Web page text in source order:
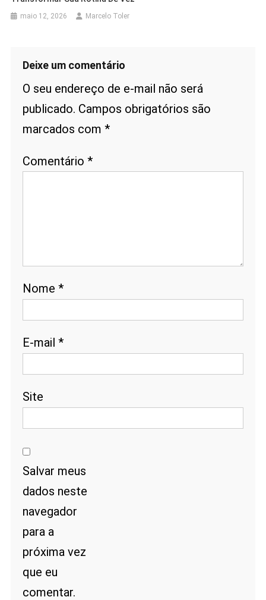
maio 12, 2026 Marcelo Toler
Deixe um comentário
O seu endereço de e-mail não será
publicado. Campos obrigatórios são
marcados com *
Comentário *
Nome *
E-mail *
Site
Salvar meus
dados neste
navegador
para a
próxima vez
que eu
comentar.